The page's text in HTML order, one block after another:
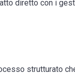
diretto con i
strutturato